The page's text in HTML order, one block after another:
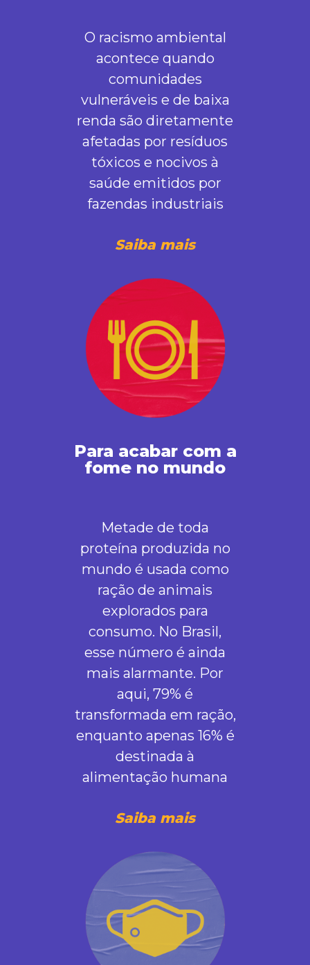
O racismo ambiental
acontece quando
comunidades
vulneráveis e de baixa
renda são diretamente
afetadas por resíduos
tóxicos e nocivos à
saúde emitidos por
fazendas industriais
Saiba mais
Para acabar com a
fome no mundo
Metade de toda
proteína produzida no
mundo é usada como
ração de animais
explorados para
consumo. No Brasil,
esse número é ainda
mais alarmante. Por
aqui, 79% é
transformada em ração,
enquanto apenas 16% é
destinada à
alimentação humana
Saiba mais